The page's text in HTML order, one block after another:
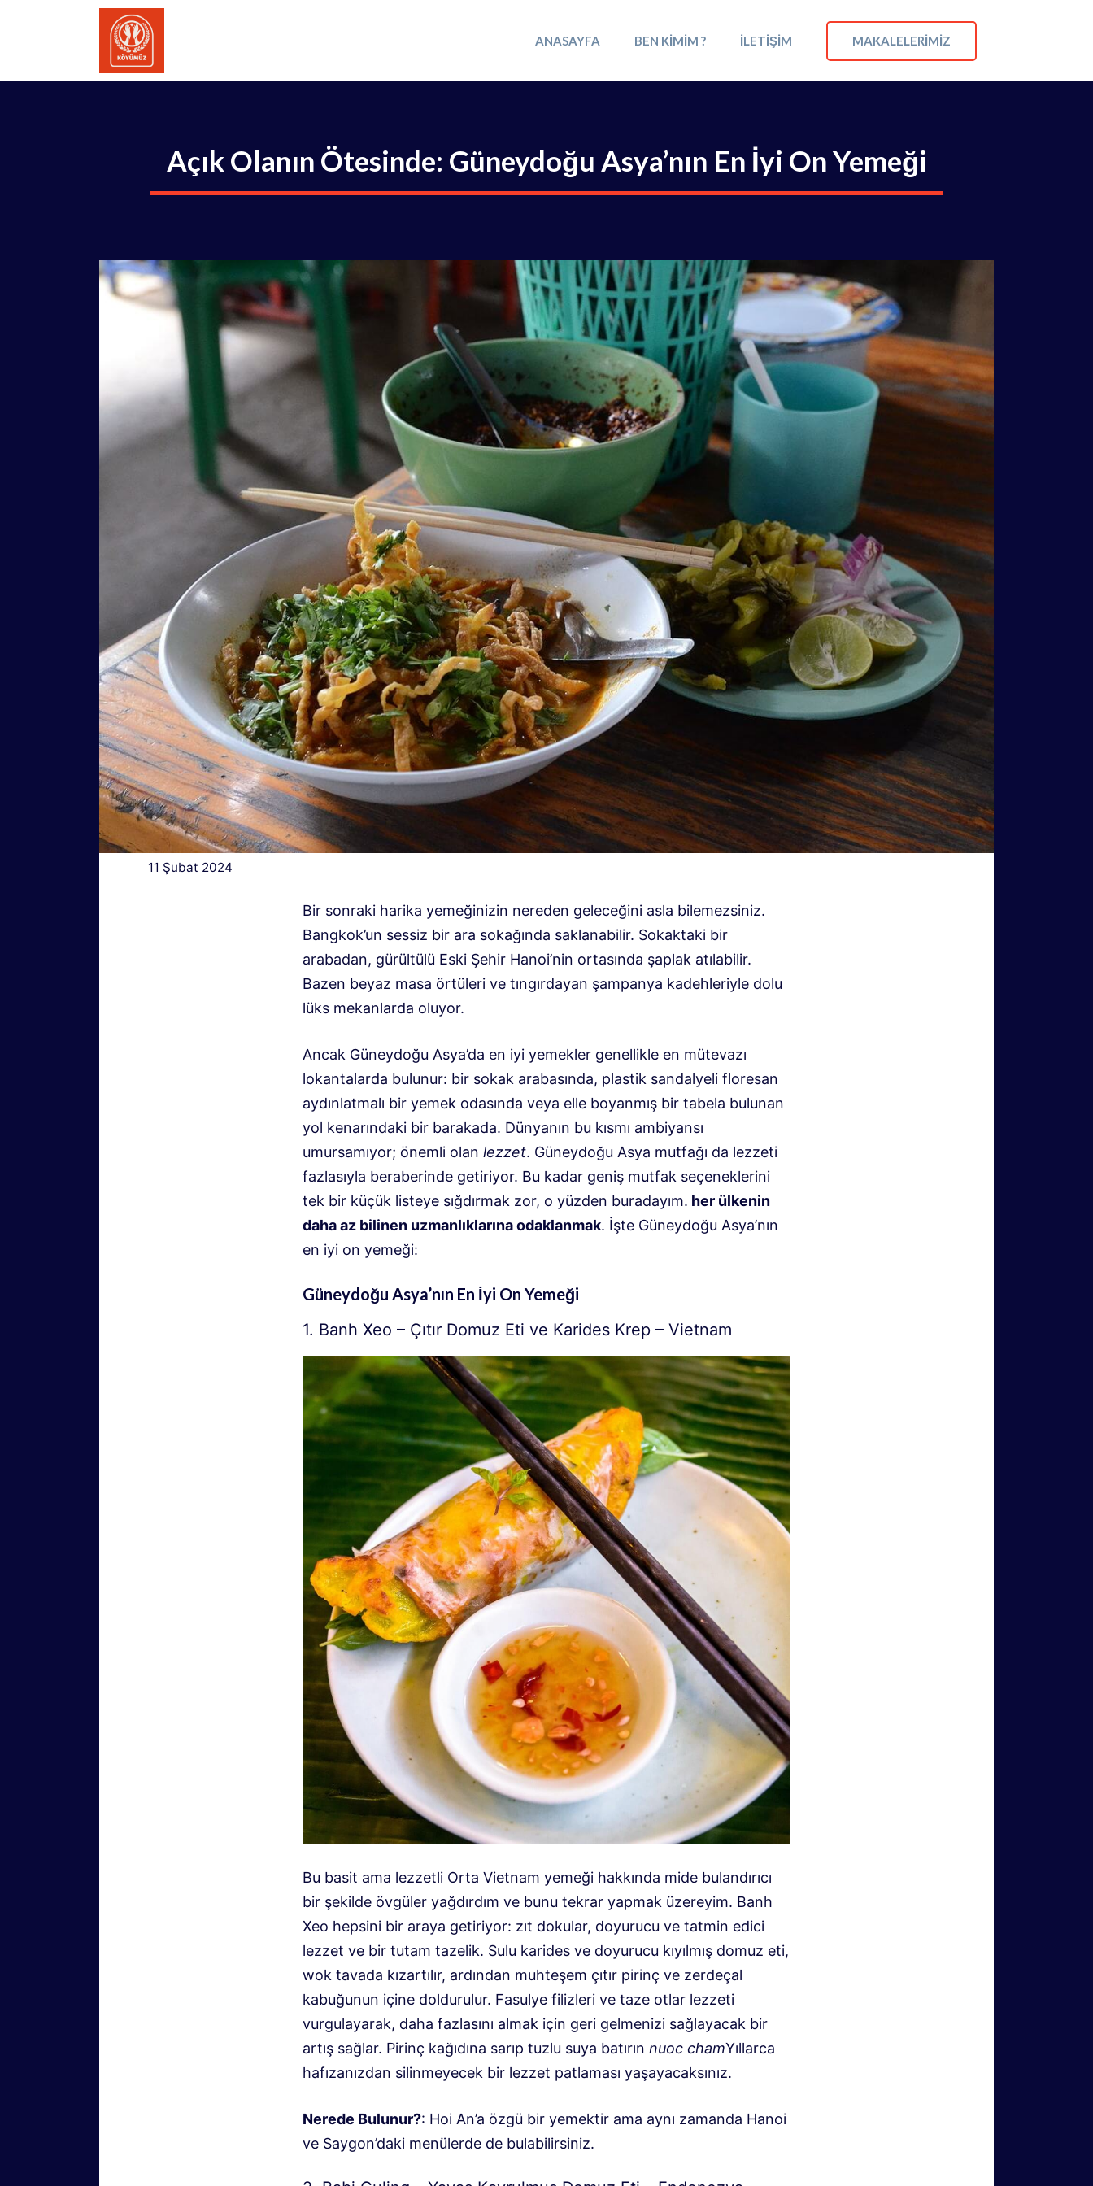
ANASAYFA BEN KIMIM ? İLETIŞIM MAKALELERIMIZ
Açık Olanın Ötesinde: Güneydoğu Asya’nın En İyi On Yemeği
11 Şubat 2024
Bir sonraki harika yemeğinizin nereden geleceğini asla bilemezsiniz.
Bangkok’un sessiz bir ara sokağında saklanabilir. Sokaktaki bir
arabadan, gürültülü Eski Şehir Hanoi’nin ortasında şaplak atılabilir.
Bazen beyaz masa örtüleri ve tıngırdayan şampanya kadehleriyle dolu
lüks mekanlarda oluyor.
Ancak Güneydoğu Asya’da en iyi yemekler genellikle en mütevazı
lokantalarda bulunur: bir sokak arabasında, plastik sandalyeli floresan
aydınlatmalı bir yemek odasında veya elle boyanmış bir tabela bulunan
yol kenarındaki bir barakada. Dünyanın bu kısmı ambiyansı
umursamıyor; önemli olan lezzet. Güneydoğu Asya mutfağı da lezzeti
fazlasıyla beraberinde getiriyor. Bu kadar geniş mutfak seçeneklerini
tek bir küçük listeye sığdırmak zor, o yüzden buradayım. her ülkenin
daha az bilinen uzmanlıklarına odaklanmak. İşte Güneydoğu Asya’nın
en iyi on yemeği:
Güneydoğu Asya’nın En İyi On Yemeği
1. Banh Xeo – Çıtır Domuz Eti ve Karides Krep – Vietnam
Bu basit ama lezzetli Orta Vietnam yemeği hakkında mide bulandırıcı
bir şekilde övgüler yağdırdım ve bunu tekrar yapmak üzereyim. Banh
Xeo hepsini bir araya getiriyor: zıt dokular, doyurucu ve tatmin edici
lezzet ve bir tutam tazelik. Sulu karides ve doyurucu kıyılmış domuz eti,
wok tavada kızartılır, ardından muhteşem çıtır pirinç ve zerdeçal
kabuğunun içine doldurulur. Fasulye filizleri ve taze otlar lezzeti
vurgulayarak, daha fazlasını almak için geri gelmenizi sağlayacak bir
artış sağlar. Pirinç kağıdına sarıp tuzlu suya batırın nuoc chamYıllarca
hafızanızdan silinmeyecek bir lezzet patlaması yaşayacaksınız.
Nerede Bulunur?: Hoi An’a özgü bir yemektir ama aynı zamanda Hanoi
ve Saygon’daki menülerde de bulabilirsiniz.